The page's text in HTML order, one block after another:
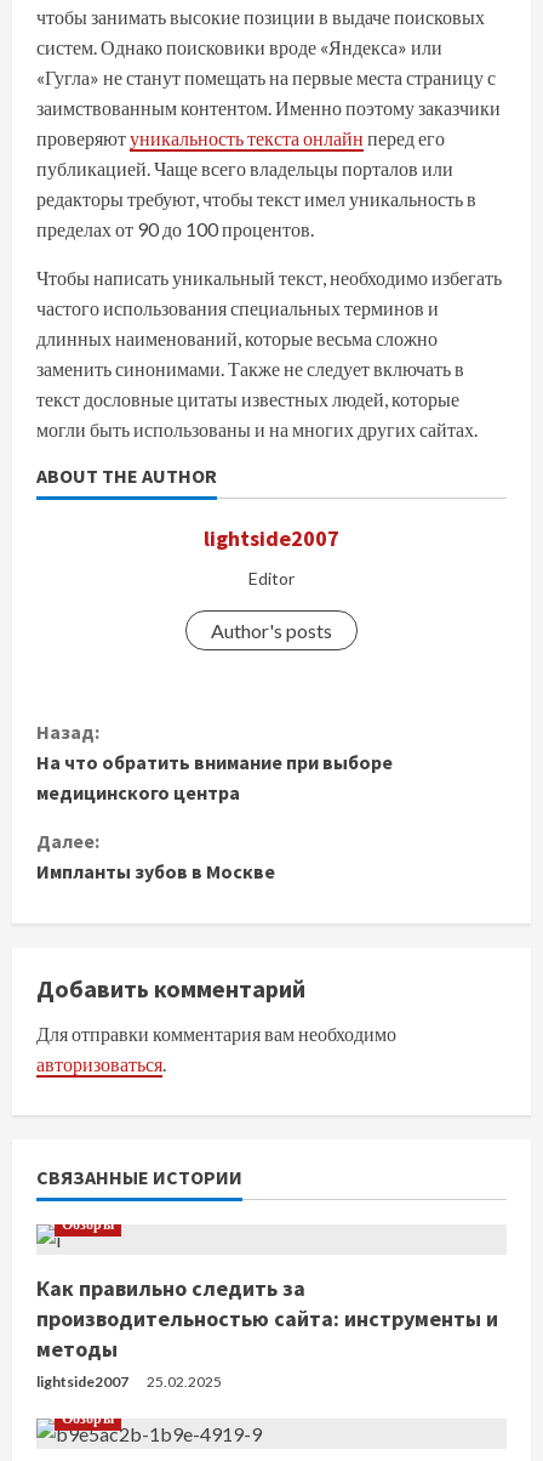
чтобы занимать высокие позиции в выдаче поисковых
систем. Однако поисковики вроде «Яндекса» или
«Гугла» не станут помещать на первые места страницу с
заимствованным контентом. Именно поэтому заказчики
проверяютуникальность текста онлайн перед его
публикацией. Чаще всего владельцы порталов или
редакторы требуют, чтобы текст имел уникальность в
пределах от 90 до 100 процентов.
Чтобы написать уникальный текст, необходимо избегать
частого использования специальных терминов и
длинных наименований, которые весьма сложно
заменить синонимами. Также не следует включать в
текст дословные цитаты известных людей, которые
могли быть использованы и на многих других сайтах.
ABOUT THE AUTHOR
lightside2007
Editor
Author's posts
П
р
о
д
о
л
ж
и
т
ь
ч
т
е
н
и
Назад:
На что обратить внимание при выборе
медицинского центра
Далее:
Импланты зубов в Москве
Добавить комментарий
Для отправки комментария вам необходимо
авторизоваться.
СВЯЗАННЫЕ ИСТОРИИ
Обзоры
Как правильно следить за
производительностью сайта: инструменты и
методы
lightside2007
25.02.2025
Обзоры